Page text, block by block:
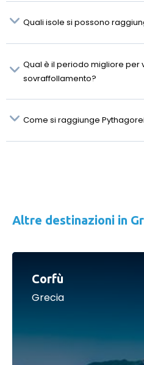
Quali isole si possono
Qual è il periodo migliore per
sovraffollamento?
Come si raggiunge
Altre destinazioni in
Corfù
Grecia